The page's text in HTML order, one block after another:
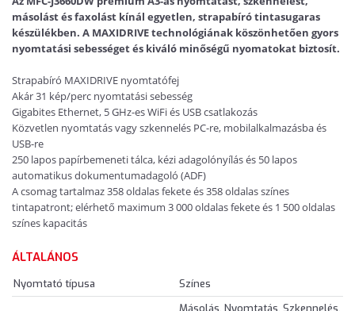
másolást és faxolást kínál egyetlen, strapabíró tintasugaras
készülékben. A MAXIDRIVE technológiának köszönhetően gyors
nyomtatási sebességet és kiváló minőségű nyomatokat biztosít.
Strapabíró MAXIDRIVE nyomtatófej
Akár 31 kép/perc nyomtatási sebesség
Gigabites Ethernet, 5 GHz-es WiFi és USB csatlakozás
Közvetlen nyomtatás vagy szkennelés PC-re, mobilalkalmazásba és
USB-re
250 lapos papírbemeneti tálca, kézi adagolónyílás és 50 lapos
automatikus dokumentumadagoló (ADF)
A csomag tartalmaz 358 oldalas fekete és 358 oldalas színes
tintapatront; elérhető maximum 3 000 oldalas fekete és 1 500 oldalas
színes kapacitás
ÁLTALÁNOS
Nyomtató típusa Színes
Másolás, Nyomtatás, Szkennelés,